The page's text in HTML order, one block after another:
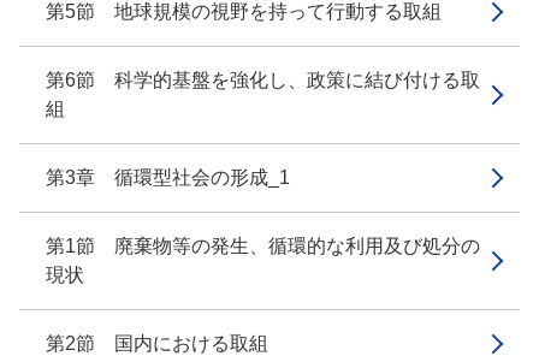
第5節 地球規模の視野を持って行動する取組
第6節 科学的基盤を強化し、政策に結び付ける取
組
第3章 循環型社会の形成_1
第1節 廃棄物等の発生、循環的な利用及び処分の
現状
第2節 国内における取組